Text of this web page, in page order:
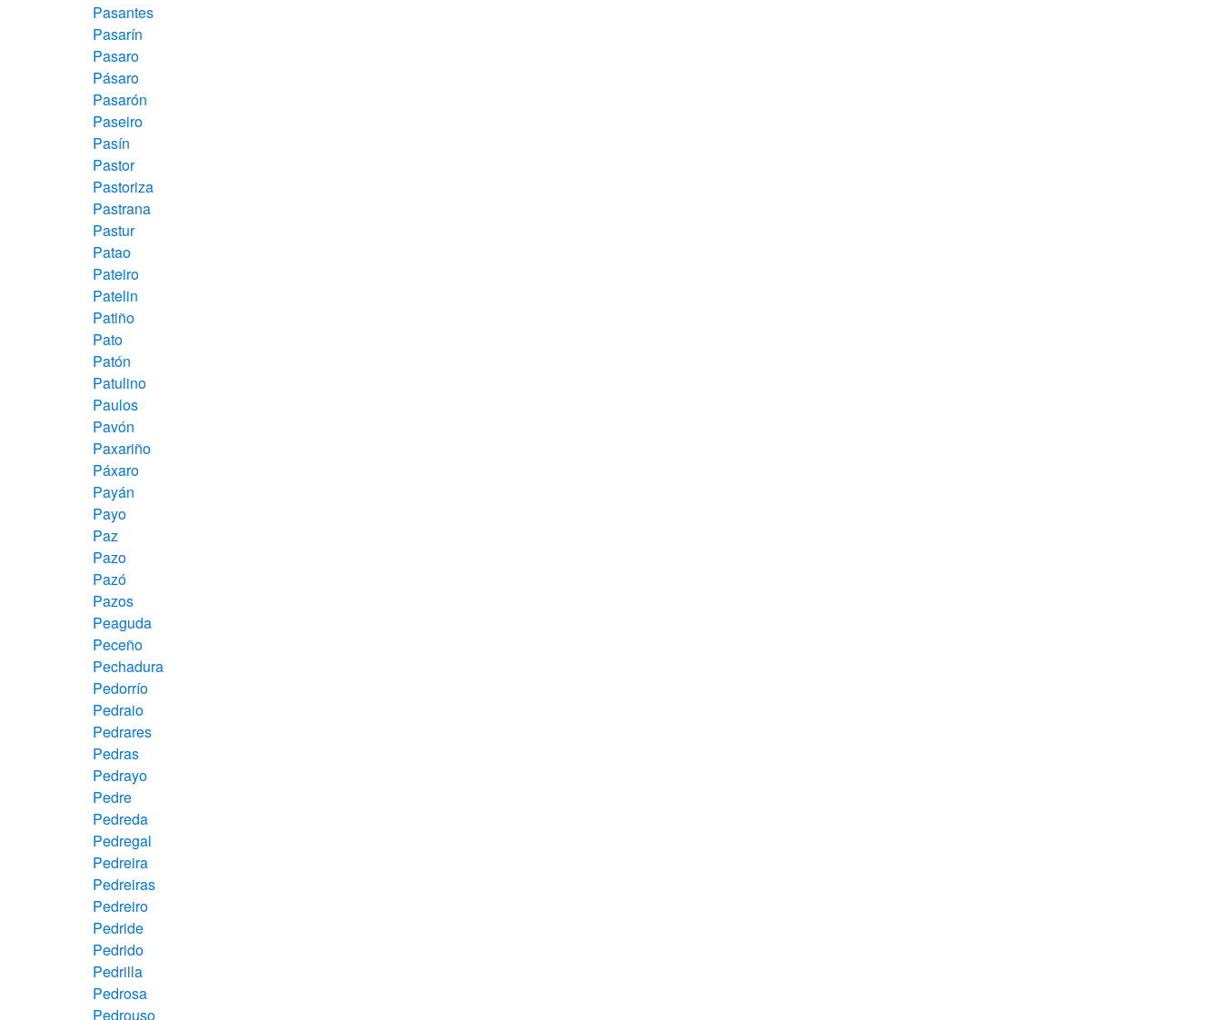
Pasantes
Pasarín
Pasaro
Pásaro
Pasarón
Paseiro
Pasín
Pastor
Pastoriza
Pastrana
Pastur
Patao
Pateiro
Patelin
Patiño
Pato
Patón
Patulino
Paulos
Pavón
Paxariño
Páxaro
Payán
Payo
Paz
Pazo
Pazó
Pazos
Peaguda
Peceño
Pechadura
Pedorrío
Pedraio
Pedrares
Pedras
Pedrayo
Pedre
Pedreda
Pedregal
Pedreira
Pedreiras
Pedreiro
Pedride
Pedrido
Pedrilla
Pedrosa
Pedrouso